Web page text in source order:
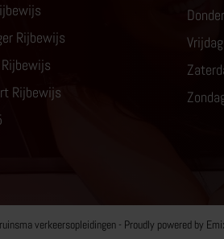
Rijbewijs
Rijbewijs
Vrijdag
verkeersopleidingen - Proudly powered by